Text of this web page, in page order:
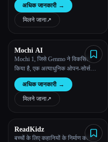
अधिक जानकारी →
मिलने जाना↗︎
Mochi AI
Mochi 1, जिसे Genmo ने विकसित
किया है, एक अत्याधुनिक ओपन-सोर्स
वीडियो जनरेशन मॉडल है, जो AI-चालित
वीडियो निर्माण के लिए एक नया बेंचमार्क
सेट करता है।
अधिक जानकारी →
मिलने जाना↗︎
ReadKidz
बच्चों के लिए कहानियों के निर्माण का वन-